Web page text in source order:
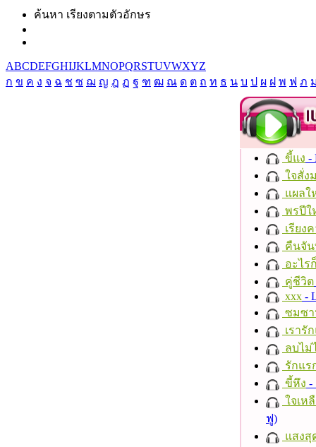
ค้นหา เรียงตามตัวอักษร
ABCDEFGHIJKLMNOPQRSTUVWXYZ
ก ข ค ง จ ฉ ช ซ ฌ ญ ฎ ฏ ฐ ฑ ฒ ณ ด ต ถ ท ธ น บ ป ผ ฝ พ ฟ ภ
ขี้แง -
ใจสั่ง
แผลใ
พรปีใ
เรียง
คืนจั
อะไร
คู่ชีวิต
xxx -
ซมซ
เรารั
ลบไม่
รักแร
ขี้หึง -
ใจเห
ฟู)
แสงสุ